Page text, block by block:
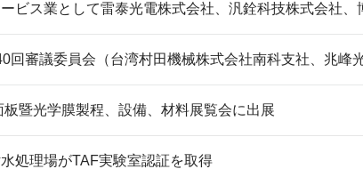
ビス業として雷泰光電株式会社、汎銓科技株式会社
回審議委員会（台湾村田機械株式会社南科支社、兆峰
板暨光学膜製程、設備、材料展覧会に出展
処理場がTAF実験室認証を取得